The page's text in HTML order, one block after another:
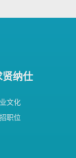
贤纳仕
文化
职位